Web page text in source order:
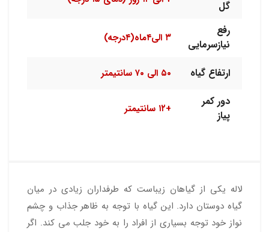
گل
رفع
نیازسرمایی
۳ الی۴ماه(۴درجه)
ارتفاع گیاه ۵۰ الی ۷۰ سانتیمتر
دور کمر
پیاز
+۱۲ سانتیمتر
لاله یکی از گیاهان زیباست که طرفداران زیادی در میان
گیاه دوستان دارد. این گیاه با توجه به ظاهر جذاب و چشم
نواز خود توجه بسیاری از افراد را به خود جلب می کند. اگر